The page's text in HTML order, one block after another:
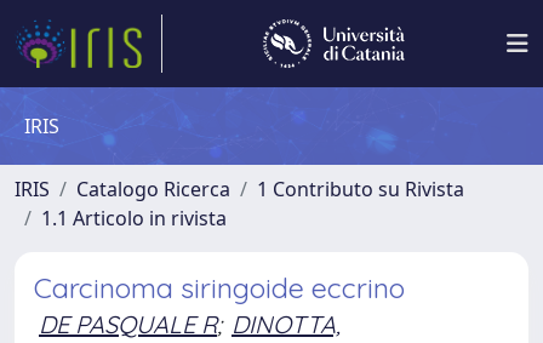
IRIS
IRIS Catalogo Ricerca
1 Contributo su Rivista
1.1 Articolo in rivista
Carcinoma siringoide eccrino
DE PASQUALE R; DINOTTA,